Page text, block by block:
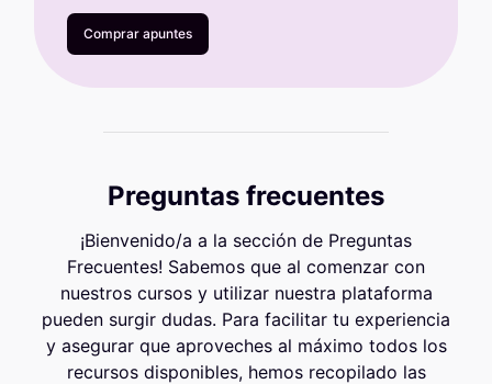
Comprar apuntes
Preguntas frecuentes
¡Bienvenido/a a la sección de Preguntas
Frecuentes! Sabemos que al comenzar con
nuestros cursos y utilizar nuestra plataforma
pueden surgir dudas. Para facilitar tu experiencia
y asegurar que aproveches al máximo todos los
recursos disponibles, hemos recopilado las